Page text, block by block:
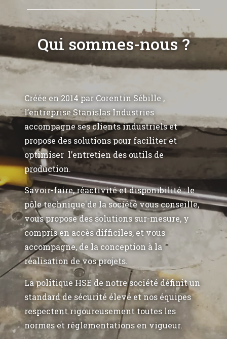
Qui sommes-nous ?
Créée en 2014 par Corentin Sébille ,
l’entreprise Stanislas Industries
accompagne ses clients industriels et
propose des solutions pour faciliter et
optimiser l’entretien des outils de
production.
Savoir-faire, réactivité et disponibilité : le
pôle technique de la société vous conseille,
vous propose des solutions sur-mesure, y
compris en accès difficiles, et vous
accompagne, de la conception à la
réalisation de vos projets.
La politique HSE de notre société définit un
standard de sécurité élevé et nos équipes
respectent rigoureusement toutes les
normes et réglementations en vigueur.